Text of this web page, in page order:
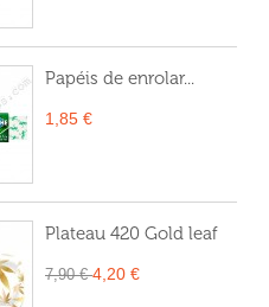
Papéis de enrolar...
1,85 €
Plateau 420 Gold leaf
7,90 €4,20 €